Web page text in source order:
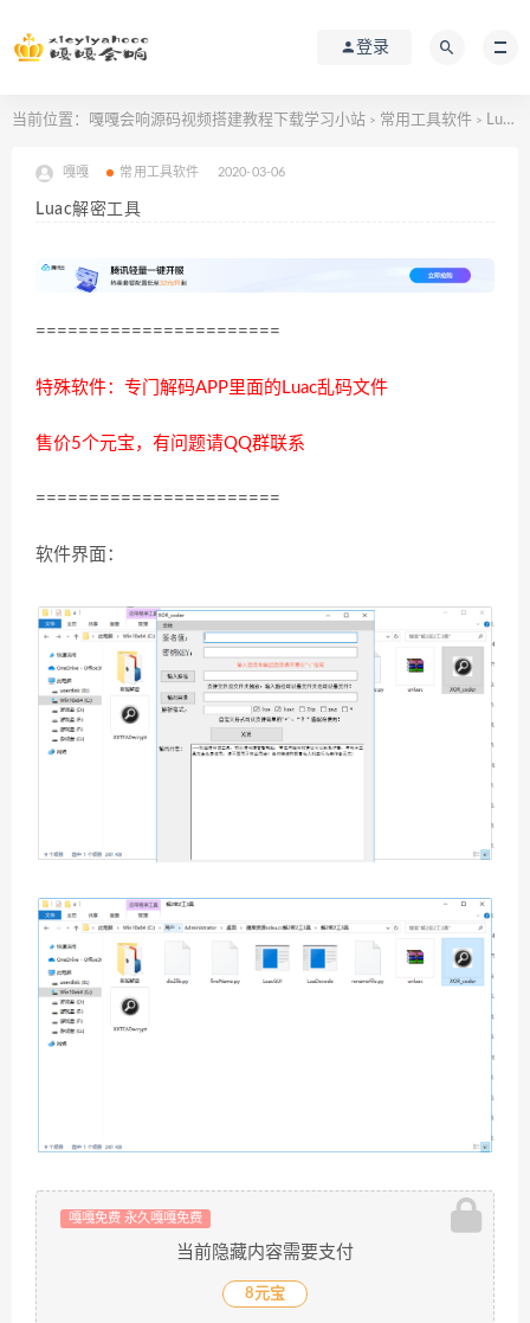
登录
当前位置： 嘎嘎会响源码视频搭建教程下载学习小站 > 常用工具软件 > Luac解密工具
嘎嘎 常用工具软件 2020-03-06
Luac解密工具
=======================
特殊软件：专门解码APP里面的Luac乱码文件
售价5个元宝，有问题请QQ群联系
=======================
软件界面：
嘎嘎免费 永久嘎嘎免费
当前隐藏内容需要支付
8元宝